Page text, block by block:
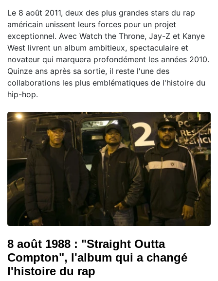
Le 8 août 2011, deux des plus grandes stars du rap
américain unissent leurs forces pour un projet
exceptionnel. Avec Watch the Throne, Jay-Z et Kanye
West livrent un album ambitieux, spectaculaire et
novateur qui marquera profondément les années 2010.
Quinze ans après sa sortie, il reste l'une des
collaborations les plus emblématiques de l'histoire du
hip-hop.
8 août 1988 : "Straight Outta
Compton", l'album qui a changé
l'histoire du rap